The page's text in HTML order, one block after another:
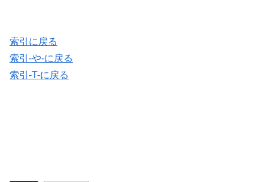
索引に戻る
索引-や-に戻る
索引-T-に戻る